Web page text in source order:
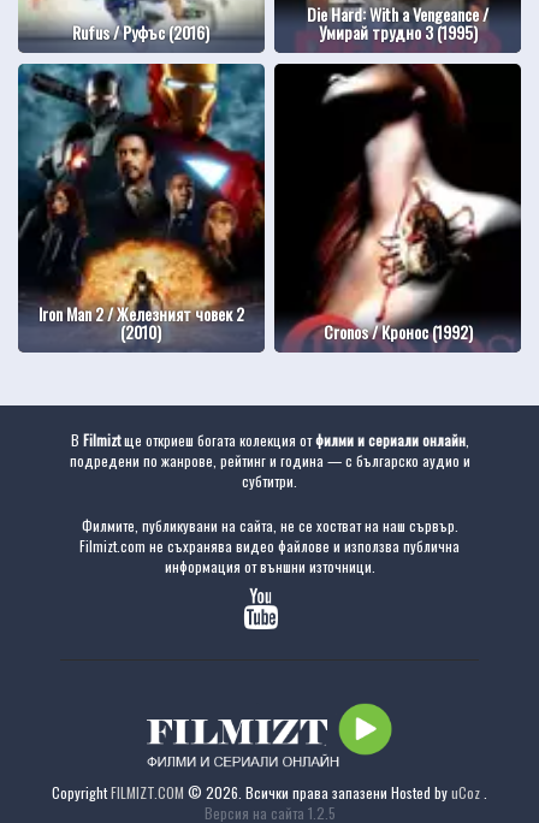
Rufus / Руфъс (2016)
Die Hard: With a Vengeance /
Умирай трудно 3 (1995)
Iron Man 2 / Железният човек 2
(2010) Cronos / Кронос (1992)
В Filmiztще откриеш богата колекция отфилми и сериали онлайн,
подредени по жанрове, рейтинг и година — с българско аудио и
субтитри.
Филмите, публикувани на сайта, не се хостват на наш сървър.
Filmizt.com не съхранява видео файлове и използва публична
информация от външни източници.
CopyrightFILMIZT.COM © 2026. Всички права запазени Hosted byuCoz
Версия на сайта 1.2.5